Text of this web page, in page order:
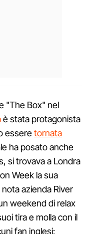
"The Box" nel
è stata protagonista
esseretornata
ha posato anche
si trovava a Londra
Week la sua
azienda River
weekend di relax
tira e molla con il
fan inglesi: